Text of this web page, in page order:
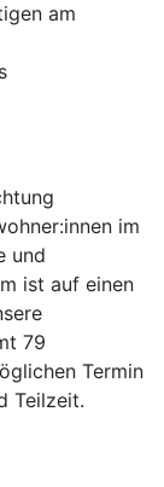
am
im
und
ist auf einen
79
Termin
Teilzeit.